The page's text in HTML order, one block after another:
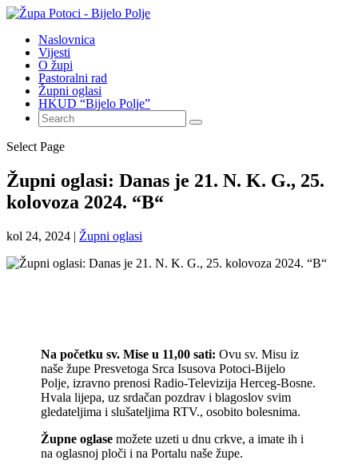
Naslovnica
Vijesti
O župi
Pastoralni rad
Župni oglasi
HKUD “Bijelo Polje”
Select Page
Župni oglasi: Danas je 21. N. K. G., 25.
kolovoza 2024. “B“
kol 24, 2024 | Župni oglasi
Na početku sv. Mise u 11,00 sati: Ovu sv. Misu iz
naše župe Presvetoga Srca Isusova Potoci-Bijelo
Polje, izravno prenosi Radio-Televizija Herceg-Bosne.
Hvala lijepa, uz srdačan pozdrav i blagoslov svim
gledateljima i slušateljima RTV., osobito bolesnima.
Župne oglase možete uzeti u dnu crkve, a imate ih i
na oglasnoj ploči i na Portalu naše župe.